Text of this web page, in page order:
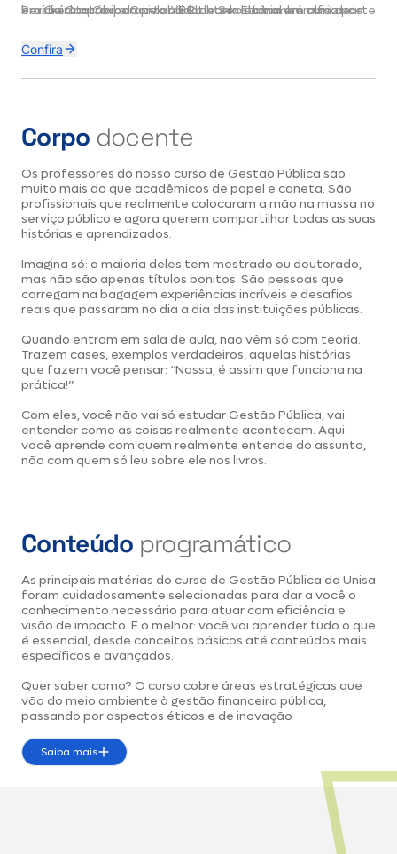
Perícia Contábil e Contabilidade Societária em cursos de
em Crédito Corporativo no Citibank. Ela também faz parte
brasileira aprovada pelo XBRL International em abril de
High School, em New Jersey, em 2001.
Confira
Corpo docente
Os professores do nosso curso de Gestão Pública são
muito mais do que acadêmicos de papel e caneta. São
profissionais que realmente colocaram a mão na massa no
serviço público e agora querem compartilhar todas as suas
histórias e aprendizados.
Imagina só: a maioria deles tem mestrado ou doutorado,
mas não são apenas títulos bonitos. São pessoas que
carregam na bagagem experiências incríveis e desafios
reais que passaram no dia a dia das instituições públicas.
Quando entram em sala de aula, não vêm só com teoria.
Trazem cases, exemplos verdadeiros, aquelas histórias
que fazem você pensar: “Nossa, é assim que funciona na
prática!”
Com eles, você não vai só estudar Gestão Pública, vai
entender como as coisas realmente acontecem. Aqui
você aprende com quem realmente entende do assunto,
não com quem só leu sobre ele nos livros.
Conteúdo programático
As principais matérias do curso de Gestão Pública da Unisa
foram cuidadosamente selecionadas para dar a você o
conhecimento necessário para atuar com eficiência e
visão de impacto. E o melhor: você vai aprender tudo o que
é essencial, desde conceitos básicos até conteúdos mais
específicos e avançados.
Quer saber como? O curso cobre áreas estratégicas que
vão do meio ambiente à gestão financeira pública,
passando por aspectos éticos e de inovação
Saiba mais